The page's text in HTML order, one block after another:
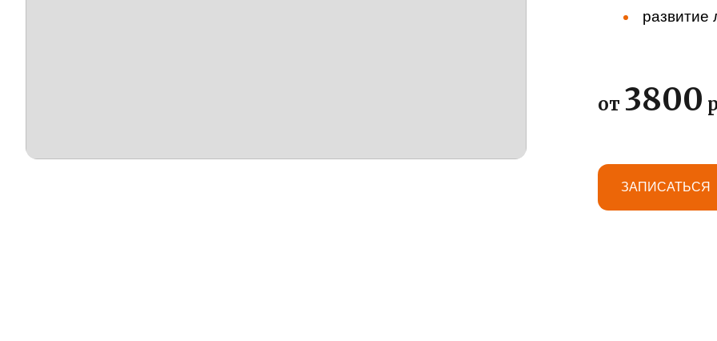
развитие
от 3800
ЗАПИСАТЬСЯ